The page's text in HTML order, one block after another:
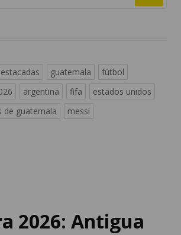
guatemala
fútbol
argentina fifa
estados unidos
de guatemala messi
2026: Antigua